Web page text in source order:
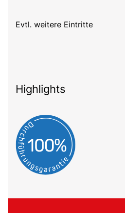
Evtl. weitere Eintritte
Highlights